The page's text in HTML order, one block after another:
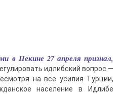
в Пекине 27 апреля признал,
идлибский вопрос —
на все усилия Турции,
население в Идлибе